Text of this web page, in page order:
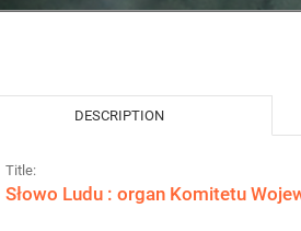
DESCRIPTION
Title:
Słowo Ludu : organ Komitetu